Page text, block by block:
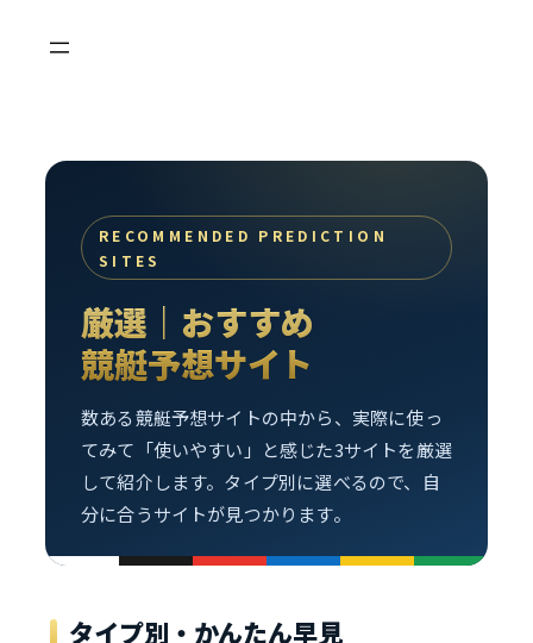
RECOMMENDED PREDICTION
SITES
厳選｜おすすめ
競艇予想サイト
数ある競艇予想サイトの中から、実際に使っ
てみて「使いやすい」と感じた3サイトを厳選
して紹介します。タイプ別に選べるので、自
分に合うサイトが見つかります。
タイプ別・かんたん早見